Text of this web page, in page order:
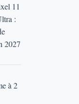
11
:
2027
à 2